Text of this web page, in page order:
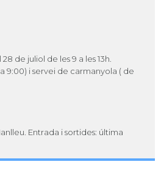
de juliol de les 9 a les 13h.
9:00) i servei de carmanyola ( de
Entrada i sortides: última